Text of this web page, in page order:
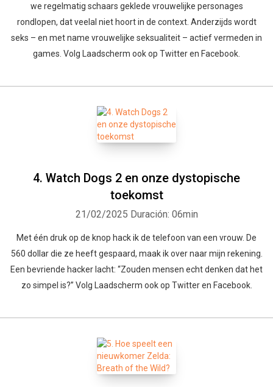
we regelmatig schaars geklede vrouwelijke personages
rondlopen, dat veelal niet hoort in de context. Anderzijds wordt
seks – en met name vrouwelijke seksualiteit – actief vermeden in
games. Volg Laadscherm ook op Twitter en Facebook.
4. Watch Dogs 2 en onze dystopische
toekomst
21/02/2025 Duración: 06min
Met één druk op de knop hack ik de telefoon van een vrouw. De
560 dollar die ze heeft gespaard, maak ik over naar mijn rekening.
Een bevriende hacker lacht: “Zouden mensen echt denken dat het
zo simpel is?” Volg Laadscherm ook op Twitter en Facebook.